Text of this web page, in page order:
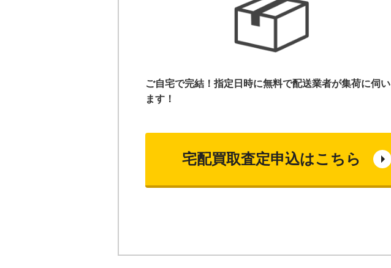
ご自宅で完結！指定日時に無料で配送業者が集荷に伺い
ます！
宅配買取査定申込はこちら